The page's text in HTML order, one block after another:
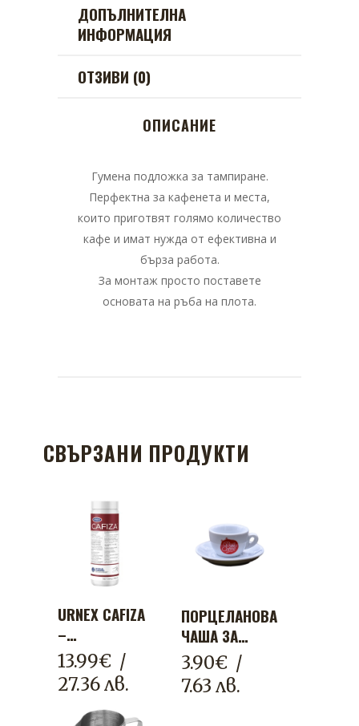
ДОПЪЛНИТЕЛНА
ИНФОРМАЦИЯ
ОТЗИВИ (0)
ОПИСАНИЕ
Гумена подложка за тампиране.
Перфектна за кафенета и места,
които приготвят голямо количество
кафе и имат нужда от ефективна и
бърза работа.
За монтаж просто поставете
основата на ръба на плота.
СВЪРЗАНИ ПРОДУКТИ
URNEX CAFIZA
–
ПОЧИСТВАЩ
ПРАХ ЗА
КАФЕМАШИНИ
566 Г
13.99€ /
27.36 лв.
ПОРЦЕЛАНОВА
ЧАША ЗА
ЕСПРЕСО –
BUG COFFEE
LEGACY
3.90€ /
7.63 лв.